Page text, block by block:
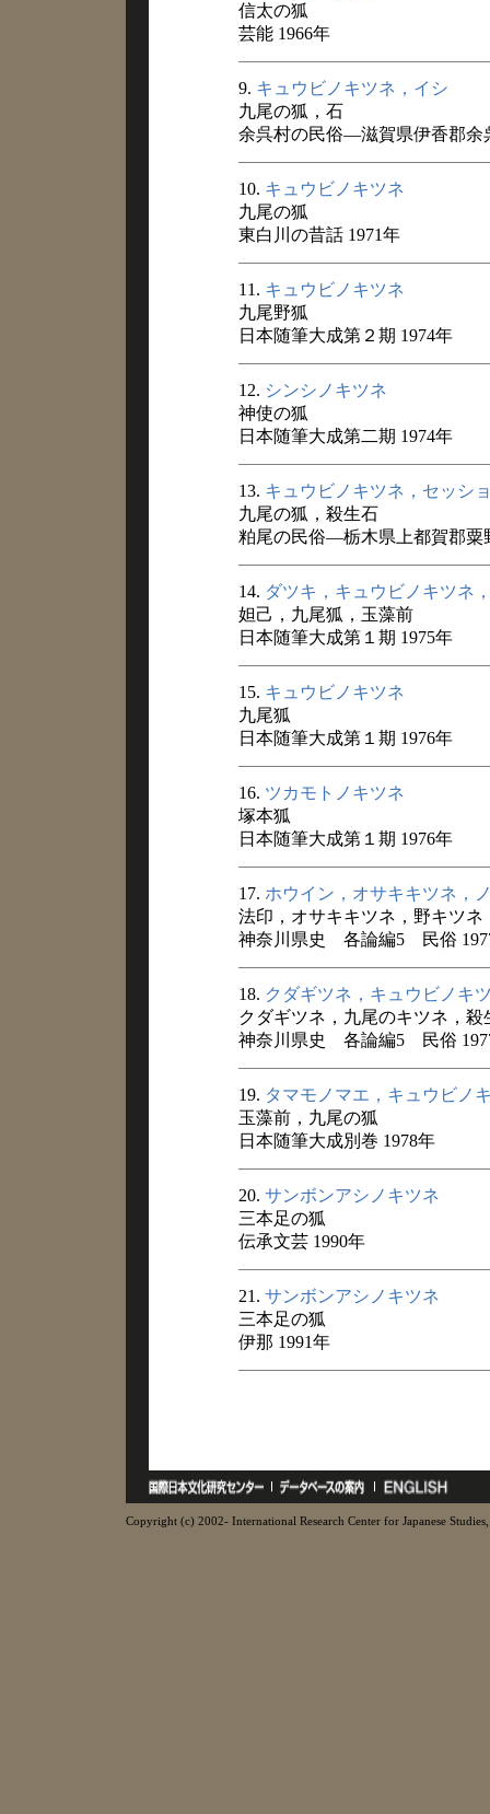
信太の狐
芸能 1966年
9. キュウビノキツネ，イシ
九尾の狐，石
余呉村の民俗―滋賀県伊香郡余
10. キュウビノキツネ
九尾の狐
東白川の昔話 1971年
11. キュウビノキツネ
九尾野狐
日本随筆大成第２期 1974年
12. シンシノキツネ
神使の狐
日本随筆大成第二期 1974年
13. キュウビノキツネ，セッシ
九尾の狐，殺生石
粕尾の民俗―栃木県上都賀郡粟
14. ダツキ，キュウビノキツネ
妲己，九尾狐，玉藻前
日本随筆大成第１期 1975年
15. キュウビノキツネ
九尾狐
日本随筆大成第１期 1976年
16. ツカモトノキツネ
塚本狐
日本随筆大成第１期 1976年
17. ホウイン，オサキキツネ，
法印，オサキキツネ，野キツネ
神奈川県史 各論編5 民俗
18. クダギツネ，キュウビノキ
クダギツネ，九尾のキツネ，殺
神奈川県史 各論編5 民俗
19. タマモノマエ，キュウビノ
玉藻前，九尾の狐
日本随筆大成別巻 1978年
20. サンボンアシノキツネ
三本足の狐
伝承文芸 1990年
21. サンボンアシノキツネ
三本足の狐
伊那 1991年
Copyright (c) 2002- International Research Center for Japanese